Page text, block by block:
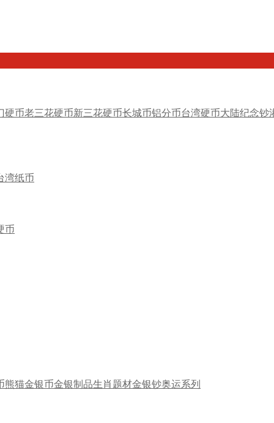
硬币老三花硬币新三花硬币长城币铝分币台湾硬币大陆纪念钞
湾纸币
币
熊猫金银币金银制品生肖题材金银钞奥运系列